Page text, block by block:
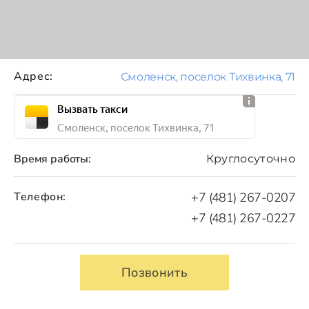
Время работы: Круглосуточно
Телефон:
+7 (481) 267-0207
+7 (481) 267-0227
Позвонить
Адрес: Смоленск, поселок Тихвинка, 71
Вызвать такси
Смоленск, поселок Тихвинка, 71